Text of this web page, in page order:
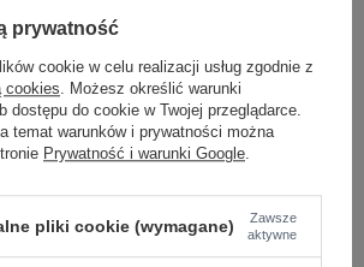
1
98,5 dB
KOLUMNA GITAROWA
Parametry bezpieczeństwa
PRODUCENTA NA 2 LATA
prywatność
cookie w celu realizacji usług zgodnie z
cookies . Możesz określić warunki
dostępu do cookie w Twojej przeglądarce.
temat warunków i prywatności można
Prywatność i warunki Google
pliki cookie (wymagane)
Zawsze
aktywne